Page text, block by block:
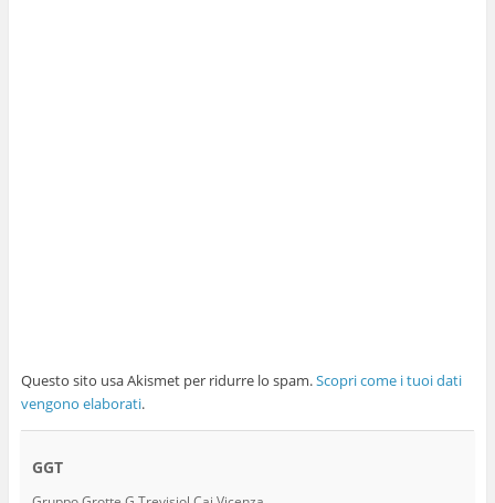
Questo sito usa Akismet per ridurre lo spam.Scopri come i tuoi dati
vengono elaborati.
GGT